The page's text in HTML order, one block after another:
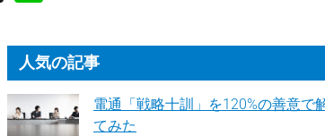
人気の記事
電通「戦略十訓」を120%の善意で
てみた